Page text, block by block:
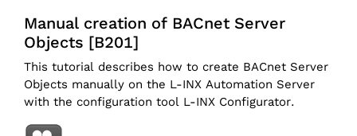
Manual creation of BACnet Server
Objects [B201]
This tutorial describes how to create BACnet Server
Objects manually on the L-INX Automation Server
with the configuration tool L-INX Configurator.